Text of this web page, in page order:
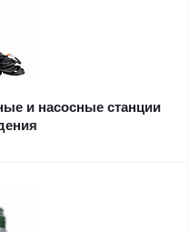
и насосные станции